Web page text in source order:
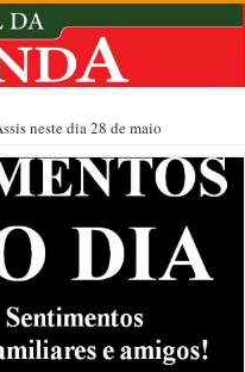
neste dia 28 de maio